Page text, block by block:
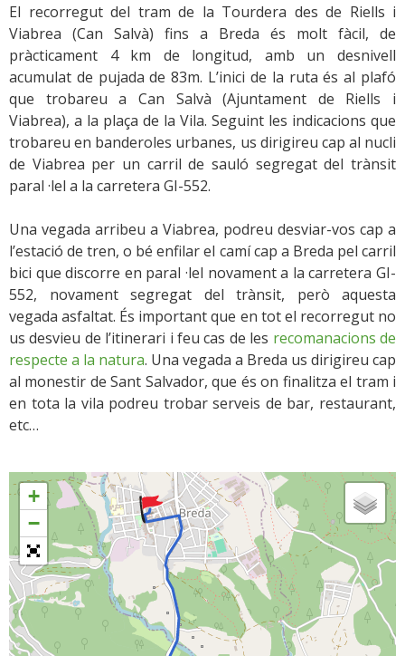
El recorregut del tram de la Tourdera des de Riells i
Viabrea (Can Salvà) fins a Breda és molt fàcil, de
pràcticament 4 km de longitud, amb un desnivell
acumulat de pujada de 83m. L’inici de la ruta és al plafó
que trobareu a Can Salvà (Ajuntament de Riells i
Viabrea), a la plaça de la Vila. Seguint les indicacions que
trobareu en banderoles urbanes, us dirigireu cap al nucli
de Viabrea per un carril de sauló segregat del trànsit
paral ·lel a la carretera GI-552.
Una vegada arribeu a Viabrea, podreu desviar-vos cap a
l’estació de tren, o bé enfilar el camí cap a Breda pel carril
bici que discorre en paral ·lel novament a la carretera GI-
552, novament segregat del trànsit, però aquesta
vegada asfaltat. És important que en tot el recorregut no
us desvieu de l’itinerari i feu cas de les recomanacions de
respecte a la natura. Una vegada a Breda us dirigireu cap
al monestir de Sant Salvador, que és on finalitza el tram i
en tota la vila podreu trobar serveis de bar, restaurant,
etc…
+
−